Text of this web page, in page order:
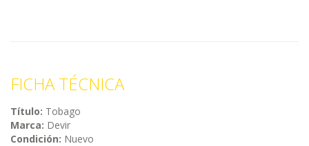
FICHA TÉCNICA
Título: Tobago
Marca: Devir
Condición: Nuevo